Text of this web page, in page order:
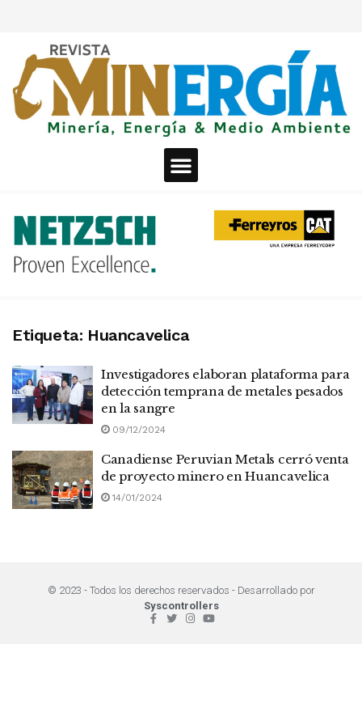
Etiqueta: Huancavelica
Investigadores elaboran plataforma para
detección temprana de metales pesados
en la sangre
09/12/2024
Canadiense Peruvian Metals cerró venta
de proyecto minero en Huancavelica
14/01/2024
© 2023 - Todos los derechos reservados - Desarrollado por
Syscontrollers